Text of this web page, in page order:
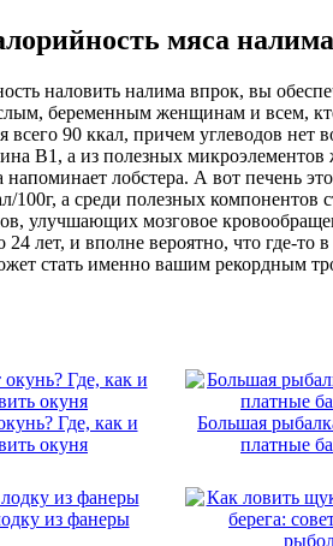
мяса налима
наловить налима впрок, вы
беременным женщинам и всем,
всего 90 ккал, причем углеводов
В1, а из полезных
напоминает лобстера. А вот печень
100г, а среди полезных
улучшающих мозговое
лет, и вполне вероятно, что где-то
стать именно вашим рекордным
Где, как и
окуня
Большая
платные
из фанеры